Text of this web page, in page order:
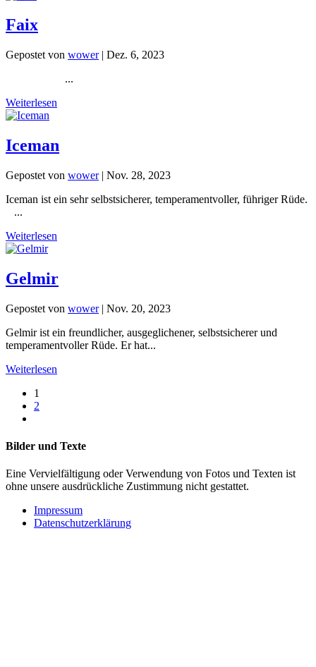
Faix
Gepostet von wower| Dez. 6, 2023
...
Weiterlesen
Iceman
Gepostet von wower| Nov. 28, 2023
Iceman ist ein sehr selbstsicherer, temperamentvoller, führiger Rüde.
...
Weiterlesen
Gelmir
Gepostet von wower| Nov. 20, 2023
Gelmir ist ein freundlicher, ausgeglichener, selbstsicherer und
temperamentvoller Rüde. Er hat...
Weiterlesen
1
2
Bilder und Texte
Eine Vervielfältigung oder Verwendung von Fotos und Texten ist
ohne unsere ausdrückliche Zustimmung nicht gestattet.
Impressum
Datenschutzerklärung